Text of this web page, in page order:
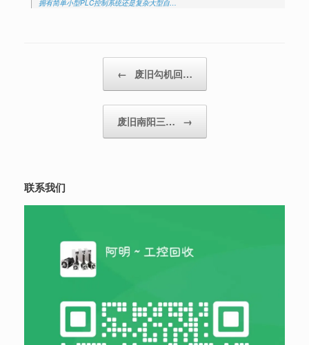
拥有简单小型PLC控制系统还是复杂大型自…
← 废旧勾机回…
废旧南阳三… →
联系我们